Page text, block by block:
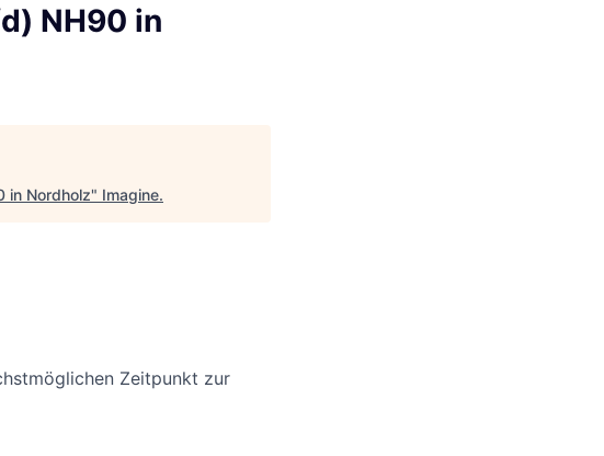
NH90 in
in Nordholz" Imagine.
Zeitpunkt zur